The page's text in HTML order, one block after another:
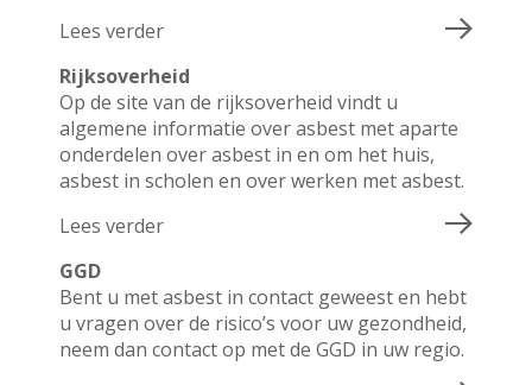
Lees verder
Rijksoverheid
Op de site van de rijksoverheid vindt u
algemene informatie over asbest met aparte
onderdelen over asbest in en om het huis,
asbest in scholen en over werken met asbest.
Lees verder
GGD
Bent u met asbest in contact geweest en hebt
u vragen over de risico’s voor uw gezondheid,
neem dan contact op met de GGD in uw regio.